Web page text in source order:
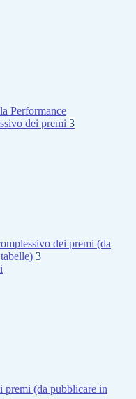
Performance
dei premi 3
dei premi (da
3
premi (da pubblicare in